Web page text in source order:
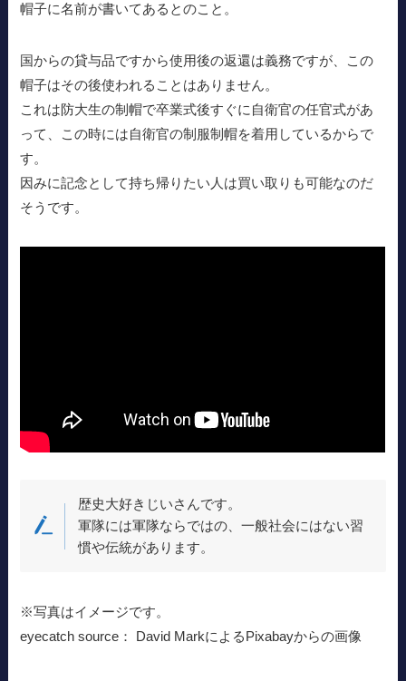
帽子に名前が書いてあるとのこと。
国からの貸与品ですから使用後の返還は義務ですが、この
帽子はその後使われることはありません。
これは防大生の制帽で卒業式後すぐに自衛官の任官式があ
って、この時には自衛官の制服制帽を着用しているからで
す。
因みに記念として持ち帰りたい人は買い取りも可能なのだ
そうです。
歴史大好きじいさんです。
軍隊には軍隊ならではの、一般社会にはない習
慣や伝統があります。
※写真はイメージです。
eyecatch source： David MarkによるPixabayからの画像